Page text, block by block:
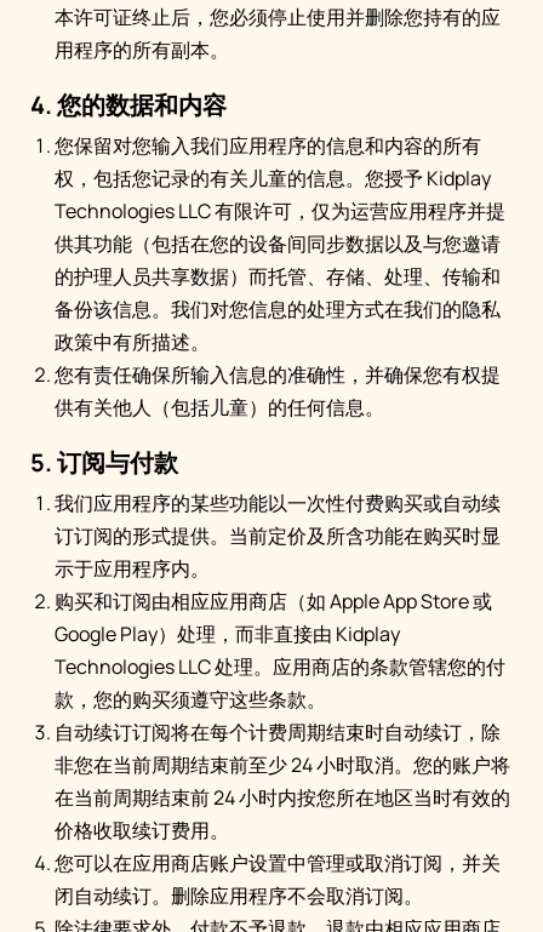
本许可证终止后，您必须停止使用并删除您持有的应
用程序的所有副本。
4. 您的数据和内容
您保留对您输入我们应用程序的信息和内容的所有
权，包括您记录的有关儿童的信息。您授予 Kidplay
Technologies LLC 有限许可，仅为运营应用程序并提
供其功能（包括在您的设备间同步数据以及与您邀请
的护理人员共享数据）而托管、存储、处理、传输和
备份该信息。我们对您信息的处理方式在我们的隐私
政策中有所描述。
您有责任确保所输入信息的准确性，并确保您有权提
供有关他人（包括儿童）的任何信息。
5. 订阅与付款
我们应用程序的某些功能以一次性付费购买或自动续
订订阅的形式提供。当前定价及所含功能在购买时显
示于应用程序内。
购买和订阅由相应应用商店（如 Apple App Store 或
Google Play）处理，而非直接由 Kidplay
Technologies LLC 处理。应用商店的条款管辖您的付
款，您的购买须遵守这些条款。
自动续订订阅将在每个计费周期结束时自动续订，除
非您在当前周期结束前至少 24 小时取消。您的账户将
在当前周期结束前 24 小时内按您所在地区当时有效的
价格收取续订费用。
您可以在应用商店账户设置中管理或取消订阅，并关
闭自动续订。删除应用程序不会取消订阅。